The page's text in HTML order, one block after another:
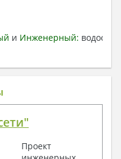
и Инженерный:
за дополнительную
осей
планы с
Проект